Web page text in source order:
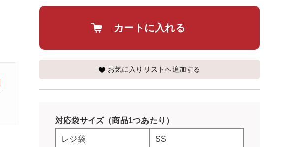
カートに入れる
お気に入りリストへ追加する
対応袋サイズ（商品1つあたり）
レジ袋 SS